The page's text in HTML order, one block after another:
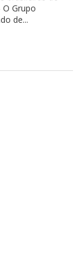
Grupo
de...